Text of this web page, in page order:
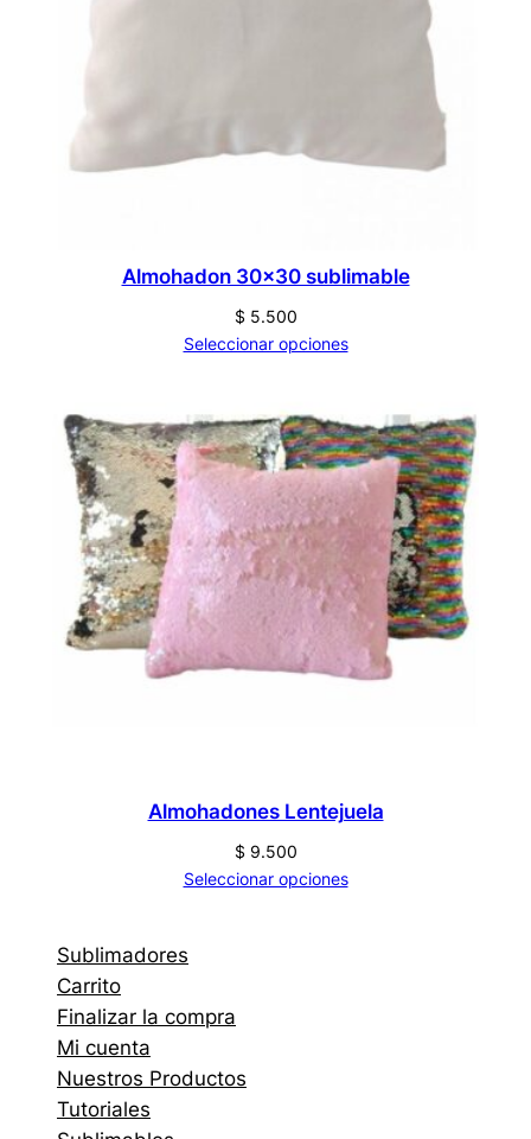
Almohadon 30×30 sublimable
$5.500
Seleccionar opciones
Almohadones Lentejuela
$9.500
Seleccionar opciones
Sublimadores
Carrito
Finalizar la compra
Mi cuenta
Nuestros Productos
Tutoriales